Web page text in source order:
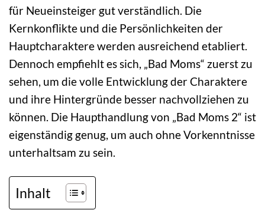
für Neueinsteiger gut verständlich. Die
Kernkonflikte und die Persönlichkeiten der
Hauptcharaktere werden ausreichend etabliert.
Dennoch empfiehlt es sich, „Bad Moms“ zuerst zu
sehen, um die volle Entwicklung der Charaktere
und ihre Hintergründe besser nachvollziehen zu
können. Die Haupthandlung von „Bad Moms 2“ ist
eigenständig genug, um auch ohne Vorkenntnisse
unterhaltsam zu sein.
Inhalt